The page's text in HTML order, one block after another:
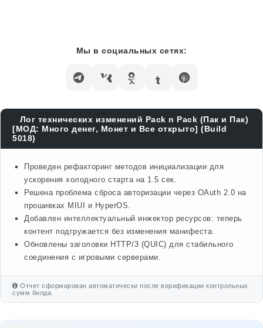
Мы в социальных сетях:
Лог технических изменений Pack n Pack (Пак и Пак)
[МОД: Много денег, Монет и Все открыто] (Build
5018)
Проведен рефакторинг методов инициализации для
ускорения холодного старта на 1.5 сек.
Решена проблема сброса авторизации через OAuth 2.0 на
прошивках MIUI и HyperOS.
Добавлен интеллектуальный инжектор ресурсов: теперь
контент подгружается без изменения манифеста.
Обновлены заголовки HTTP/3 (QUIC) для стабильного
соединения с игровыми серверами.
Отчет сформирован автоматически после верификации контрольных
сумм билда.